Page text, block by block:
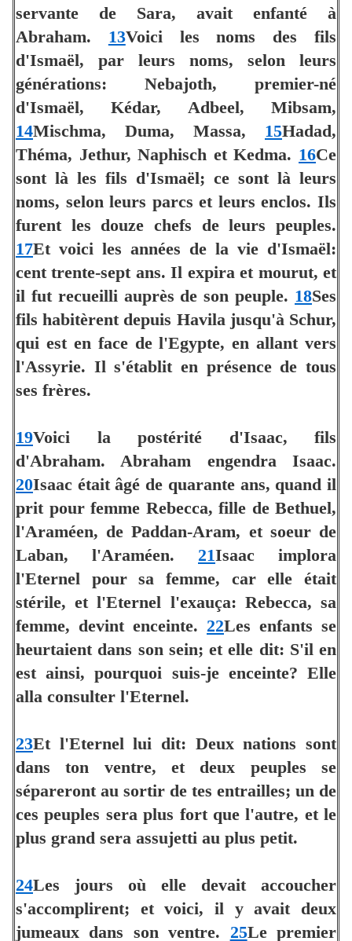
servante de Sara, avait enfanté à
Abraham. 13Voici les noms des fils
d'Ismaël, par leurs noms, selon leurs
générations: Nebajoth, premier-né
d'Ismaël, Kédar, Adbeel, Mibsam,
14Mischma, Duma, Massa, 15Hadad,
Théma, Jethur, Naphisch et Kedma. 16Ce
sont là les fils d'Ismaël; ce sont là leurs
noms, selon leurs parcs et leurs enclos. Ils
furent les douze chefs de leurs peuples.
17Et voici les années de la vie d'Ismaël:
cent trente-sept ans. Il expira et mourut, et
il fut recueilli auprès de son peuple. 18Ses
fils habitèrent depuis Havila jusqu'à Schur,
qui est en face de l'Egypte, en allant vers
l'Assyrie. Il s'établit en présence de tous
ses frères.
19Voici la postérité d'Isaac, fils
d'Abraham. Abraham engendra Isaac.
20Isaac était âgé de quarante ans, quand il
prit pour femme Rebecca, fille de Bethuel,
l'Araméen, de Paddan-Aram, et soeur de
Laban, l'Araméen. 21Isaac implora
l'Eternel pour sa femme, car elle était
stérile, et l'Eternel l'exauça: Rebecca, sa
femme, devint enceinte. 22Les enfants se
heurtaient dans son sein; et elle dit: S'il en
est ainsi, pourquoi suis-je enceinte? Elle
alla consulter l'Eternel.
23Et l'Eternel lui dit: Deux nations sont
dans ton ventre, et deux peuples se
sépareront au sortir de tes entrailles; un de
ces peuples sera plus fort que l'autre, et le
plus grand sera assujetti au plus petit.
24Les jours où elle devait accoucher
s'accomplirent; et voici, il y avait deux
jumeaux dans son ventre. 25Le premier